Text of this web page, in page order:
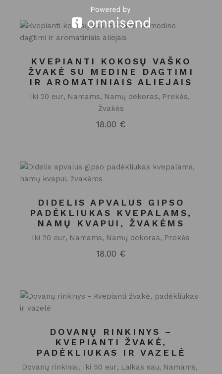
KVEPIANTI KOKOSŲ VAŠKO
ŽVAKĖ SU MEDINE DAGTIMI
IR AROMATINIAIS ALIEJAIS
Iki 20 eur Namams Namų dekoras
Prekės
Žvakės
18.00 €
DIDELIS APVALUS GIPSO
PADĖKLIUKAS KVEPALAMS,
NAMŲ KVAPUI, ŽVAKĖMS
Iki 20 eur Namams Namų dekoras Prekės
18.00 €
DOVANŲ RINKINYS –
KVEPIANTI ŽVAKĖ,
PADĖKLIUKAS IR VAZELĖ
Dovanų rinkiniai Iki 50 eur Laikas sau
Namams